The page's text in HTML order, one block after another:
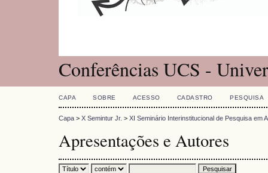
Conferências UCS -
CAPA SOBRE ACESSO CADASTRO PESQUISA
Capa > X Semintur Jr. > XI Seminário Interinstitucional de Pesquisa em
Apresentações e Autores